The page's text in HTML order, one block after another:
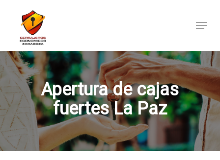
content
Menu
Apertura de cajas
fuertes La Paz